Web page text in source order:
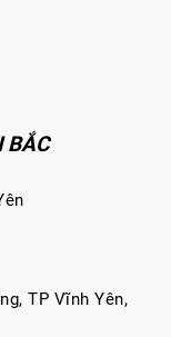
BẮC
TP Vĩnh Yên,